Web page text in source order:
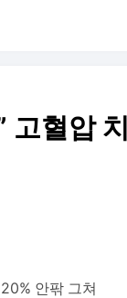
고혈압
안팎 그쳐